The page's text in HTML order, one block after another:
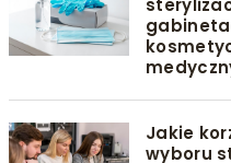
Jakie
wyboru